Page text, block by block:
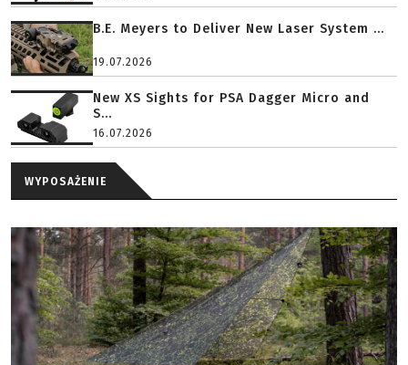
B.E. Meyers to Deliver New Laser System ...
19.07.2026
New XS Sights for PSA Dagger Micro and
S...
16.07.2026
WYPOSAŻENIE